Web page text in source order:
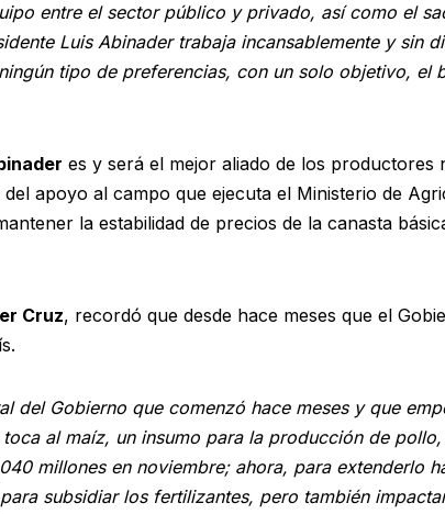
entre el sector público y privado, así como el
Luis Abinader trabaja incansablemente y sin
tipo de preferencias, con un solo objetivo, el
es y será el mejor aliado de los productores
del apoyo al campo que ejecuta el Ministerio de
la estabilidad de precios de la canasta
Cruz, recordó que desde hace meses que el
del Gobierno que comenzó hace meses y que
al maíz, un insumo para la producción de
millones en noviembre; ahora, para extenderlo
subsidiar los fertilizantes, pero también